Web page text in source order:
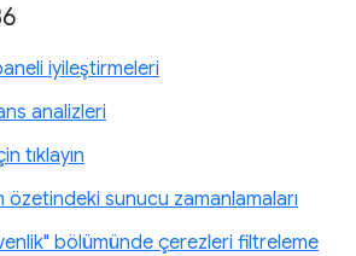
iyileştirmeleri
analizleri
tıklayın
özetindeki sunucu zamanlamaları
bölümünde çerezleri filtreleme